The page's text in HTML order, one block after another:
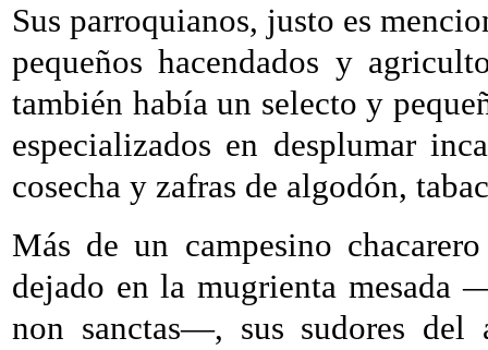
Sus parroquianos, justo es
pequeños hacendados y
también había un selecto y
especializados en desplumar
cosecha y zafras de algodón,
Más de un campesino
dejado en la mugrienta mesada
non sanctas—, sus sudores